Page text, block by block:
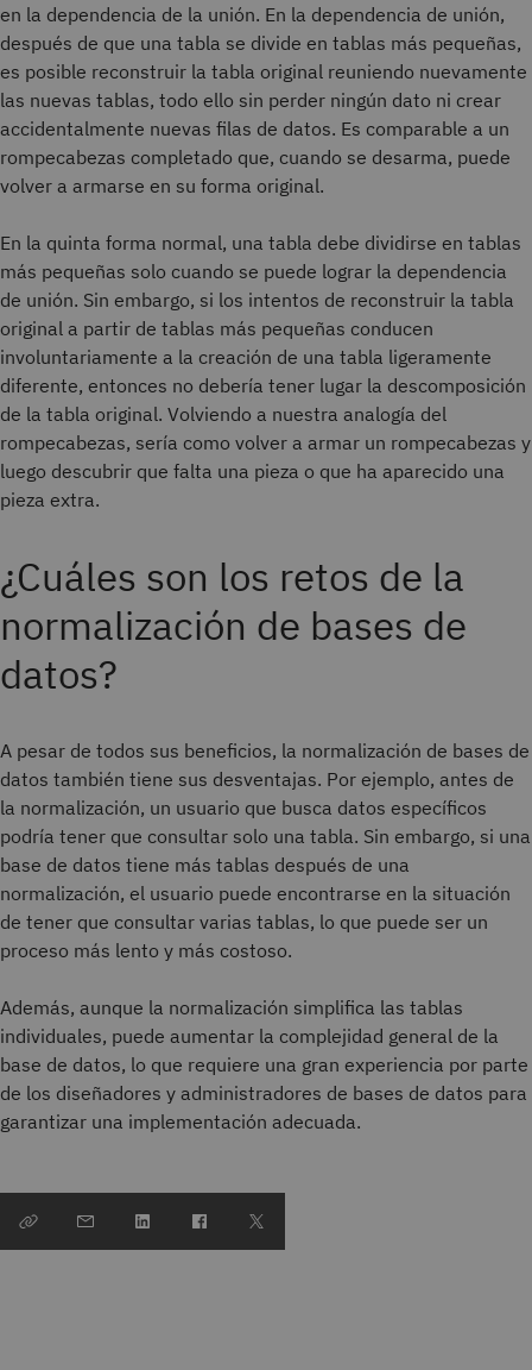
en la dependencia de la unión. En la dependencia de unión,
después de que una tabla se divide en tablas más pequeñas,
es posible reconstruir la tabla original reuniendo nuevamente
las nuevas tablas, todo ello sin perder ningún dato ni crear
accidentalmente nuevas filas de datos. Es comparable a un
rompecabezas completado que, cuando se desarma, puede
volver a armarse en su forma original.
En la quinta forma normal, una tabla debe dividirse en tablas
más pequeñas solo cuando se puede lograr la dependencia
de unión. Sin embargo, si los intentos de reconstruir la tabla
original a partir de tablas más pequeñas conducen
involuntariamente a la creación de una tabla ligeramente
diferente, entonces no debería tener lugar la descomposición
de la tabla original. Volviendo a nuestra analogía del
rompecabezas, sería como volver a armar un rompecabezas y
luego descubrir que falta una pieza o que ha aparecido una
pieza extra.
¿Cuáles son los retos de la
normalización de bases de
datos?
A pesar de todos sus beneficios, la normalización de bases de
datos también tiene sus desventajas. Por ejemplo, antes de
la normalización, un usuario que busca datos específicos
podría tener que consultar solo una tabla. Sin embargo, si una
base de datos tiene más tablas después de una
normalización, el usuario puede encontrarse en la situación
de tener que consultar varias tablas, lo que puede ser un
proceso más lento y más costoso.
Además, aunque la normalización simplifica las tablas
individuales, puede aumentar la complejidad general de la
base de datos, lo que requiere una gran experiencia por parte
de los diseñadores y administradores de bases de datos para
garantizar una implementación adecuada.